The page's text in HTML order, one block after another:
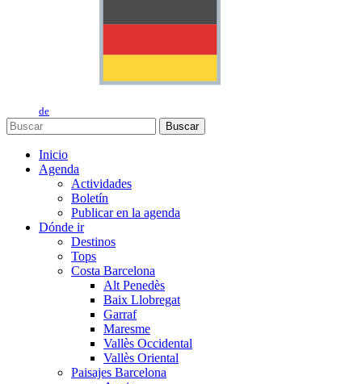
de
Buscar
Inicio
Agenda
Actividades
Boletín
Publicar en la agenda
Dónde ir
Destinos
Tops
Costa Barcelona
Alt Penedès
Baix Llobregat
Garraf
Maresme
Vallès Occidental
Vallès Oriental
Paisajes Barcelona